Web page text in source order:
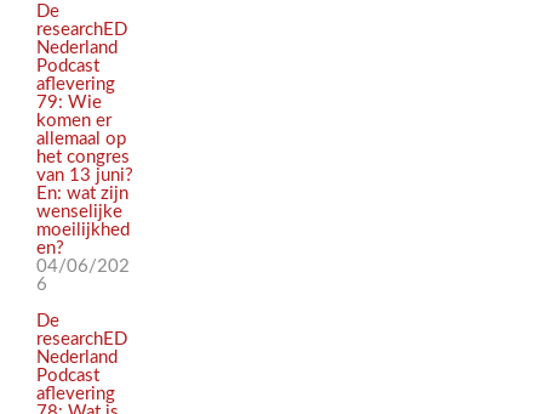
De
researchED
Nederland
Podcast
aflevering
79: Wie
komen er
allemaal op
het congres
van 13 juni?
En: wat zijn
wenselijke
moeilijkhed
en?
04/06/202
6
De
researchED
Nederland
Podcast
aflevering